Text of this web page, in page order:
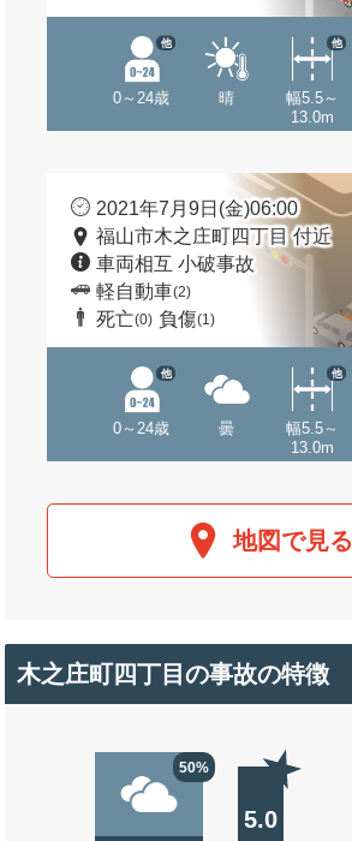
0～24歳
他
晴
幅5.5～
13.0m
他
2021年7月9日(金)06:00
福山市木之庄町四丁目 付近
車両相互 小破事故
軽自動車(2)
死亡(0) 負傷(1)
0～24歳
他
曇
幅5.5～
13.0m
他
地図で見る
木之庄町四丁目の事故の特徴
50%
5.0